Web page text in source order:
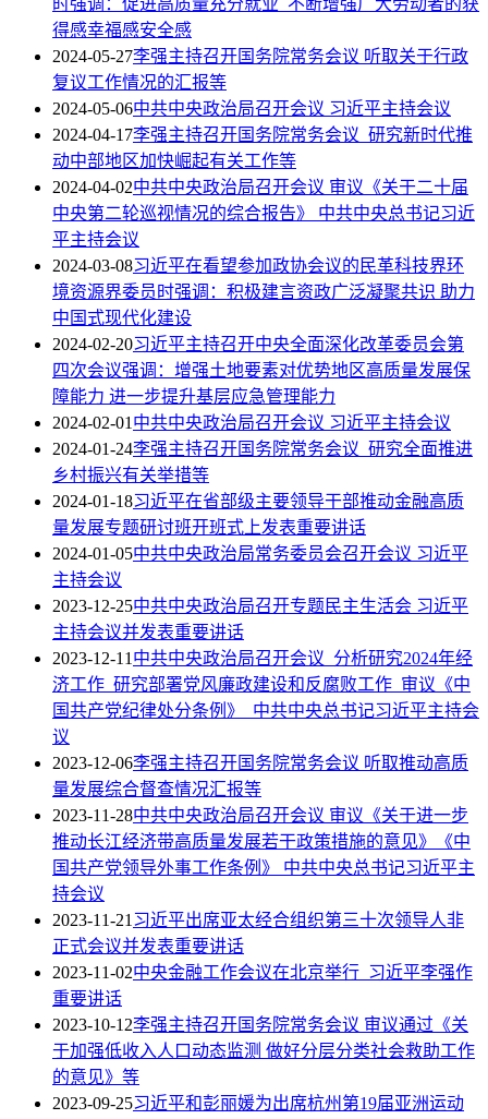
时强调：促进高质量充分就业 不断增强广大劳动者的获
得感幸福感安全感
2024-05-27李强主持召开国务院常务会议 听取关于行政
复议工作情况的汇报等
2024-05-06中共中央政治局召开会议 习近平主持会议
2024-04-17李强主持召开国务院常务会议 研究新时代推
动中部地区加快崛起有关工作等
2024-04-02中共中央政治局召开会议 审议《关于二十届
中央第二轮巡视情况的综合报告》 中共中央总书记习近
平主持会议
2024-03-08习近平在看望参加政协会议的民革科技界环
境资源界委员时强调：积极建言资政广泛凝聚共识 助力
中国式现代化建设
2024-02-20习近平主持召开中央全面深化改革委员会第
四次会议强调：增强土地要素对优势地区高质量发展保
障能力 进一步提升基层应急管理能力
2024-02-01中共中央政治局召开会议 习近平主持会议
2024-01-24李强主持召开国务院常务会议 研究全面推进
乡村振兴有关举措等
2024-01-18习近平在省部级主要领导干部推动金融高质
量发展专题研讨班开班式上发表重要讲话
2024-01-05中共中央政治局常务委员会召开会议 习近平
主持会议
2023-12-25中共中央政治局召开专题民主生活会 习近平
主持会议并发表重要讲话
2023-12-11中共中央政治局召开会议 分析研究2024年经
济工作 研究部署党风廉政建设和反腐败工作 审议《中
国共产党纪律处分条例》 中共中央总书记习近平主持会
议
2023-12-06李强主持召开国务院常务会议 听取推动高质
量发展综合督查情况汇报等
2023-11-28中共中央政治局召开会议 审议《关于进一步
推动长江经济带高质量发展若干政策措施的意见》《中
国共产党领导外事工作条例》 中共中央总书记习近平主
持会议
2023-11-21习近平出席亚太经合组织第三十次领导人非
正式会议并发表重要讲话
2023-11-02中央金融工作会议在北京举行 习近平李强作
重要讲话
2023-10-12李强主持召开国务院常务会议 审议通过《关
于加强低收入人口动态监测 做好分层分类社会救助工作
的意见》等
2023-09-25习近平和彭丽媛为出席杭州第19届亚洲运动